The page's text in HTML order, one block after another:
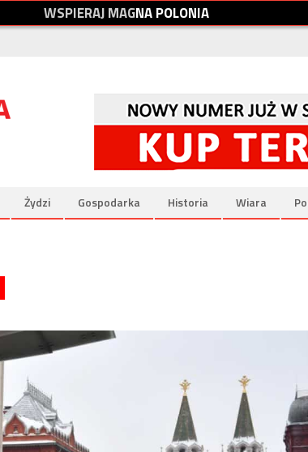
WSPIERAJMAGNAPOLONIA
Żydzi Gospodarka Historia Wiara